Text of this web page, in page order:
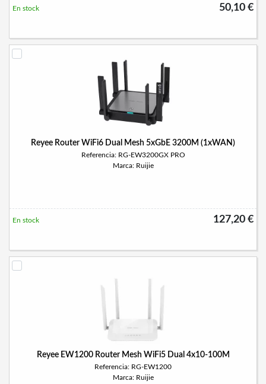
50,10 €
En stock
Reyee Router WiFi6 Dual Mesh 5xGbE 3200M (1xWAN)
Referencia: RG-EW3200GX PRO
Marca: Ruijie
127,20 €
En stock
Reyee EW1200 Router Mesh WiFi5 Dual 4x10-100M
Referencia: RG-EW1200
Marca: Ruijie